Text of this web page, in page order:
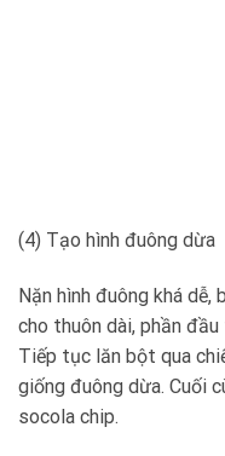
(4) Tạo hình đuông dừa
Nặn hình đuông khá
cho thuôn dài, phần
Tiếp tục lăn bột qua
giống đuông dừa. Cuối
socola chip.